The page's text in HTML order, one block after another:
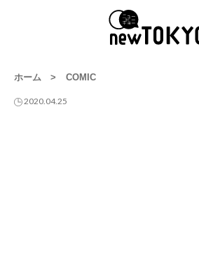
ホーム > COMIC
2020.04.25